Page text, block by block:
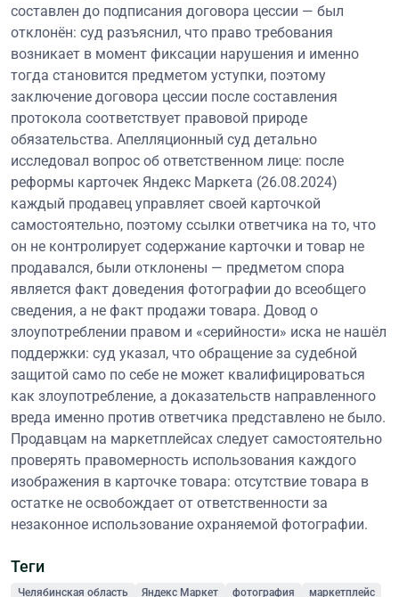
составлен до подписания договора цессии — был
отклонён: суд разъяснил, что право требования
возникает в момент фиксации нарушения и именно
тогда становится предметом уступки, поэтому
заключение договора цессии после составления
протокола соответствует правовой природе
обязательства. Апелляционный суд детально
исследовал вопрос об ответственном лице: после
реформы карточек Яндекс Маркета (26.08.2024)
каждый продавец управляет своей карточкой
самостоятельно, поэтому ссылки ответчика на то, что
он не контролирует содержание карточки и товар не
продавался, были отклонены — предметом спора
является факт доведения фотографии до всеобщего
сведения, а не факт продажи товара. Довод о
злоупотреблении правом и «серийности» иска не нашёл
поддержки: суд указал, что обращение за судебной
защитой само по себе не может квалифицироваться
как злоупотребление, а доказательств направленного
вреда именно против ответчика представлено не было.
Продавцам на маркетплейсах следует самостоятельно
проверять правомерность использования каждого
изображения в карточке товара: отсутствие товара в
остатке не освобождает от ответственности за
незаконное использование охраняемой фотографии.
Теги
Челябинская область Яндекс Маркет фотография
маркетплейс